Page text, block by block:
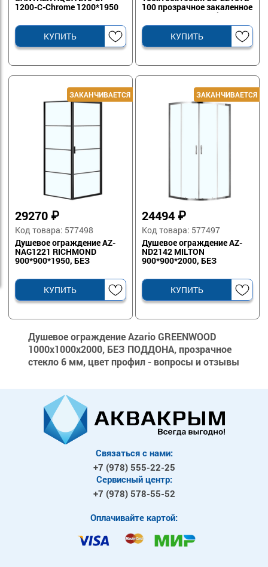
1200-C-Chrome 1200*1950
8мм, профиль Хр
КУПИТЬ
100 прозрачное закаленное
стекло 8 мм,Easy clean,
профиль
КУПИТЬ
29270 ₽
Код товара: 577498
Душевое ограждение AZ-
NAG1221 RICHMOND
900*900*1950, БЕЗ
мм профиль ЧЕРНЫЙ
КУПИТЬ
24494 ₽
Код товара: 577497
Душевое ограждение AZ-
ND2142 MILTON
900*900*2000, БЕЗ
стекло 6 мм, профиль
сереброКУПИТЬ
Душевое ограждение Azario GREENWOOD
1000х1000х2000, БЕЗ ПОДДОНА, прозрачное
стекло 6 мм, цвет профил - вопросы и отзывы
Связаться с нами:
+7 (978) 555-22-25
Сервисный центр:
+7 (978) 578-55-52
Оплачивайте картой: